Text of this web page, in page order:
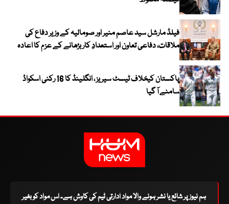
فیلڈ مارشل سید عاصم منیر اور صومالیہ کے وزیر دفاع کی
ملاقات، دفاعی تعاون اور استعدادِ کار بڑھانے کے عزم کا اعادہ
پاکستان کیخلاف ٹیسٹ سیریز ، انگلینڈ کا 16 رکنی اسکواڈ
سامنے آ گیا
ہم نیوز پر شائع یا نشر ہونے والا مواد ادارتی ٹیم کی کاوش ہے۔ اس مواد کو بغیر